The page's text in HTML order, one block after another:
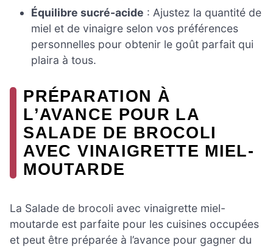
Équilibre sucré-acide : Ajustez la quantité de
miel et de vinaigre selon vos préférences
personnelles pour obtenir le goût parfait qui
plaira à tous.
PRÉPARATION À
L’AVANCE POUR LA
SALADE DE BROCOLI
AVEC VINAIGRETTE MIEL-
MOUTARDE
La Salade de brocoli avec vinaigrette miel-
moutarde est parfaite pour les cuisines occupées
et peut être préparée à l’avance pour gagner du